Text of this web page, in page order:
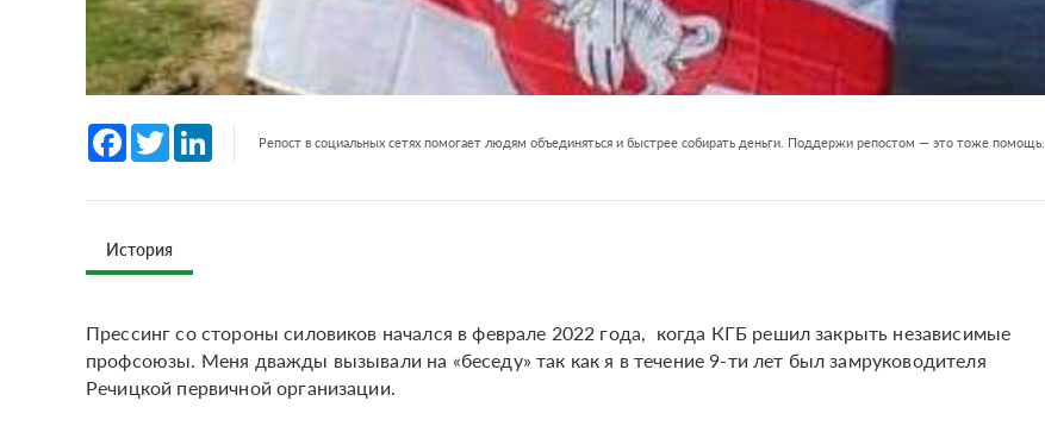
Facebook
Twitter LinkedInРепост в социальных сетях помогает людям объединяться и быстрее собирать деньги. Поддержи репостом — это тоже помощь.
История
Прессинг со стороны силовиков начался в феврале 2022 года, когда КГБ решил закрыть независимые
профсоюзы. Меня дважды вызывали на «беседу» так как я в течение 9-ти лет был замруководителя
Речицкой первичной организации.